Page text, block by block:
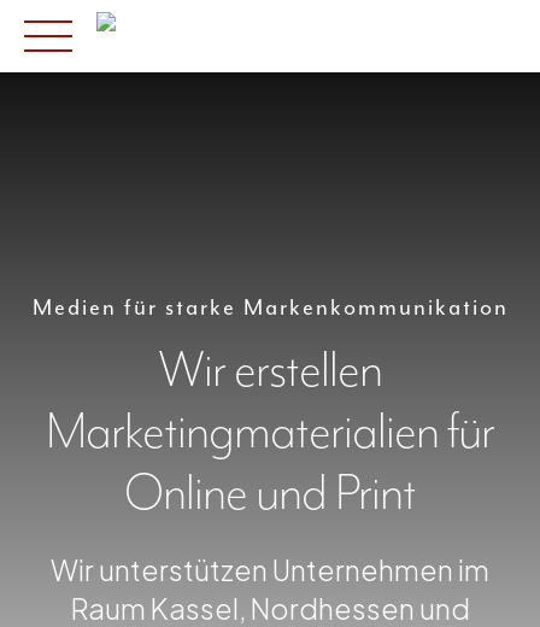
content
Medien für starke Markenkommunikation
Wir erstellen
Marketingmaterialien für
Online und Print
Wir unterstützen Unternehmen im
Raum Kassel, Nordhessen und